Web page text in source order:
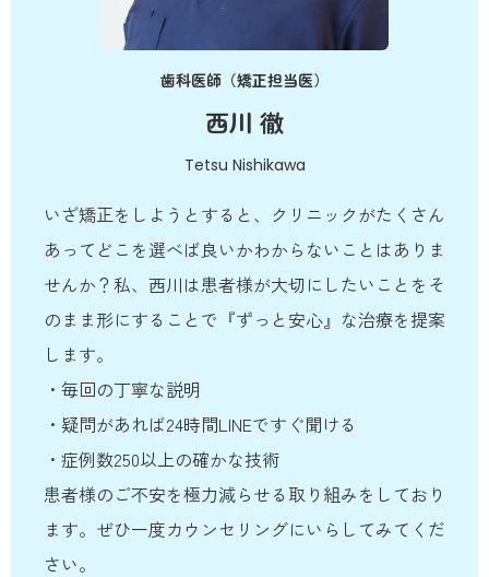
歯科医師（矯正担当医）
西川 徹
Tetsu Nishikawa
いざ矯正をしようとすると、クリニックがたくさん
あってどこを選べば良いかわからないことはありま
せんか？私、西川は患者様が大切にしたいことをそ
のまま形にすることで『ずっと安心』な治療を提案
します。
・毎回の丁寧な説明
・疑問があれば24時間LINEですぐ聞ける
・症例数250以上の確かな技術
患者様のご不安を極力減らせる取り組みをしており
ます。ぜひ一度カウンセリングにいらしてみてくだ
さい。